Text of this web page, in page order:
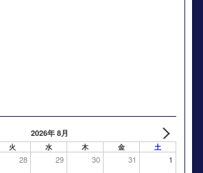
2026年 8月
火 水 木 金 土
28 29 30 31 1